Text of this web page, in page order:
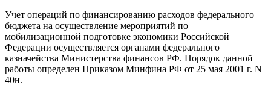
Учет операций по финансированию расходов федерального
бюджета на осуществление мероприятий по
мобилизационной подготовке экономики Российской
Федерации осуществляется органами федерального
казначейства Министерства финансов РФ. Порядок данной
работы определен Приказом Минфина РФ от 25 мая 2001 г. N
40н.